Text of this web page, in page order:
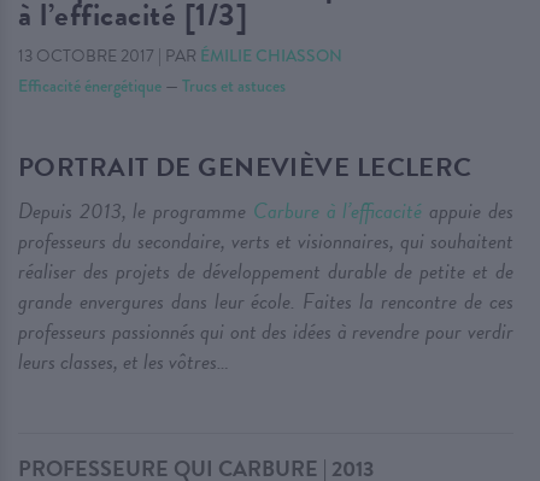
à l’efficacité [1/3]
13 OCTOBRE 2017 | PAR ÉMILIE CHIASSON
Efficacité énergétique — Trucs et astuces
PORTRAIT DE GENEVIÈVE LECLERC
Depuis 2013, le programme Carbure à l’efficacité appuie des
professeurs du secondaire, verts et visionnaires, qui souhaitent
réaliser des projets de développement durable de petite et de
grande envergures dans leur école. Faites la rencontre de ces
professeurs passionnés qui ont des idées à revendre pour verdir
leurs classes, et les vôtres…
PROFESSEURE QUI CARBURE | 2013